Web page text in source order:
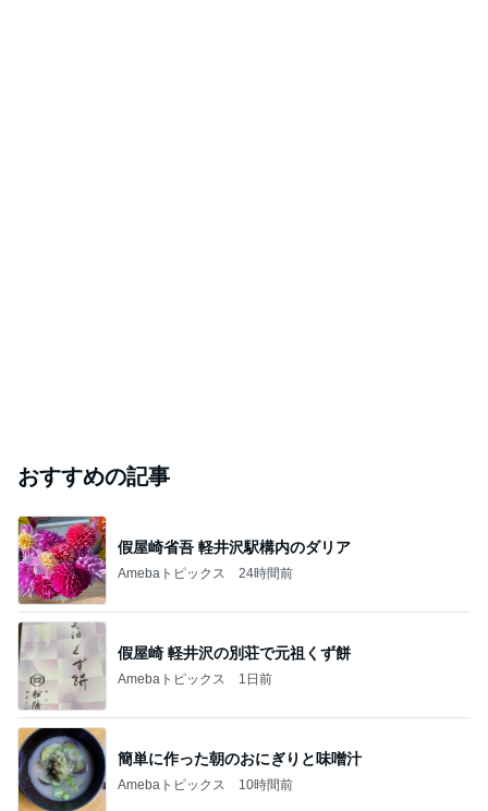
おすすめの記事
假屋崎省吾 軽井沢駅構内のダリア
Amebaトピックス 24時間前
假屋崎 軽井沢の別荘で元祖くず餅
Amebaトピックス 1日前
簡単に作った朝のおにぎりと味噌汁
Amebaトピックス 10時間前